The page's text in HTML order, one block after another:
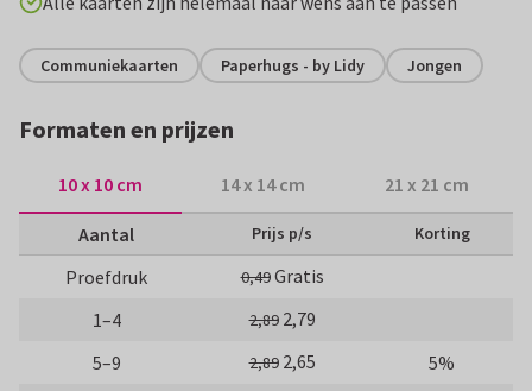
Communiekaarten Paperhugs - by Lidy Jongen
Formaten en prijzen
10 x 10 cm 14 x 14 cm 21 x 21 cm
Aantal Prijs p/s Korting
Proefdruk 0,49Gratis
1–4
2,89 2,79
5–9
2,89 2,65
5%